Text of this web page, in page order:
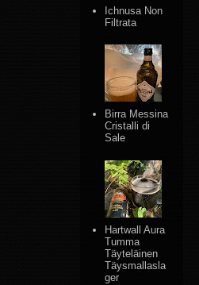
Ichnusa Non
Filtrata
Birra Messina
Cristalli di
Sale
Hartwall Aura
Tumma
Täyteläinen
Täysmallasla
ger